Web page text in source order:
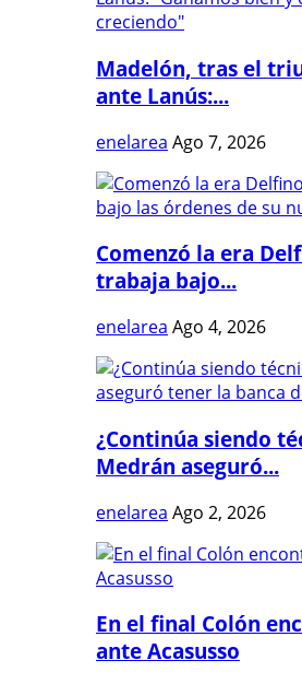
Madelón, tras el
ante Lanús:...
enelarea Ago 7, 2026
Comenzó la era
trabaja bajo...
enelarea Ago 4, 2026
¿Continúa siendo
Medrán aseguró...
enelarea Ago 2, 2026
En el final Colón
ante Acasusso